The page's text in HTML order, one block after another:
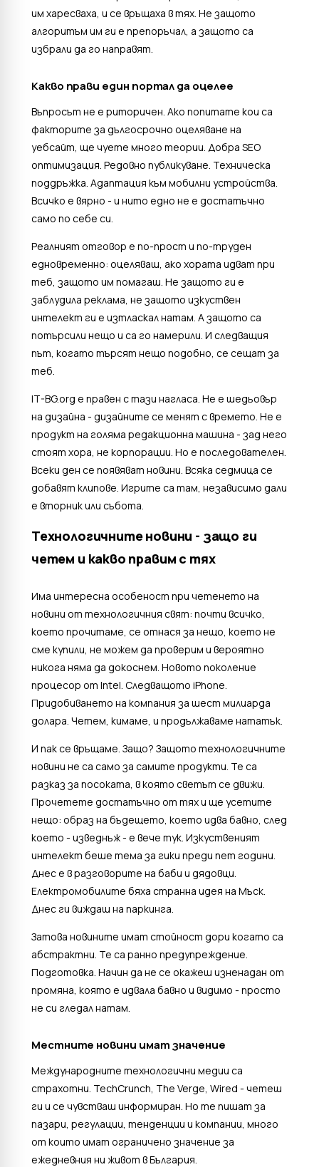
им харесваха, и се връщаха в тях. Не защото
алгоритъм им ги е препоръчал, а защото са
избрали да го направят.
Какво прави един портал да оцелее
Въпросът не е риторичен. Ако попитате кои са
факторите за дългосрочно оцеляване на
уебсайт, ще чуете много теории. Добра SEO
оптимизация. Редовно публикуване. Техническа
поддръжка. Адаптация към мобилни устройства.
Всичко е вярно - и нито едно не е достатъчно
само по себе си.
Реалният отговор е по-прост и по-труден
едновременно: оцеляваш, ако хората идват при
теб, защото им помагаш. Не защото ги е
заблудила реклама, не защото изкуствен
интелект ги е изтласкал натам. А защото са
потърсили нещо и са го намерили. И следващия
път, когато търсят нещо подобно, се сещат за
теб.
IT-BG.org е правен с тази нагласа. Не е шедьовър
на дизайна - дизайните се менят с времето. Не е
продукт на голяма редакционна машина - зад него
стоят хора, не корпорации. Но е последователен.
Всеки ден се появяват новини. Всяка седмица се
добавят клипове. Игрите са там, независимо дали
е вторник или събота.
Технологичните новини - защо ги
четем и какво правим с тях
Има интересна особеност при четенето на
новини от технологичния свят: почти всичко,
което прочитаме, се отнася за нещо, което не
сме купили, не можем да проверим и вероятно
никога няма да докоснем. Новото поколение
процесор от Intel. Следващото iPhone.
Придобиването на компания за шест милиарда
долара. Четем, кимаме, и продължаваме нататък.
И пак се връщаме. Защо? Защото технологичните
новини не са само за самите продукти. Те са
разказ за посоката, в която светът се движи.
Прочетете достатъчно от тях и ще усетите
нещо: образ на бъдещето, което идва бавно, след
което - изведнъж - е вече тук. Изкуственият
интелект беше тема за гики преди пет години.
Днес е в разговорите на баби и дядовци.
Електромобилите бяха странна идея на Мъск.
Днес ги виждаш на паркинга.
Затова новините имат стойност дори когато са
абстрактни. Те са ранно предупреждение.
Подготовка. Начин да не се окажеш изненадан от
промяна, която е идвала бавно и видимо - просто
не си гледал натам.
Местните новини имат значение
Международните технологични медии са
страхотни. TechCrunch, The Verge, Wired - четеш
ги и се чувстваш информиран. Но те пишат за
пазари, регулации, тенденции и компании, много
от които имат ограничено значение за
ежедневния ни живот в България.